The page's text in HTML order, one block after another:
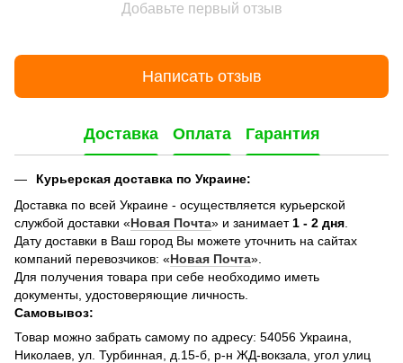
Добавьте первый отзыв
Написать отзыв
Доставка Оплата Гарантия
Курьерская доставка по Украине:
Доставка по всей Украине - осуществляется курьерской
службой доставки «Новая Почта» и занимает 1 - 2 дня
Дату доставки в Ваш город Вы можете уточнить на сайтах
компаний перевозчиков: «Новая Почта».
Для получения товара при себе необходимо иметь
документы, удостоверяющие личность.
Самовывоз:
Товар можно забрать самому по адресу: 54056 Украина,
Николаев, ул. Турбинная, д.15-б, р-н ЖД-вокзала, угол улиц